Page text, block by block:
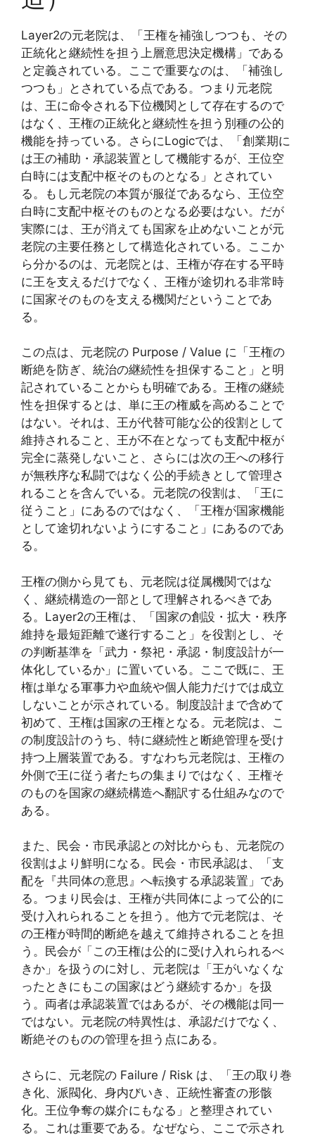
Layer2の元老院は、「王権を補強しつつも、その
正統化と継続性を担う上層意思決定機構」である
と定義されている。ここで重要なのは、「補強し
つつも」とされている点である。つまり元老院
は、王に命令される下位機関として存在するので
はなく、王権の正統化と継続性を担う別種の公的
機能を持っている。さらにLogicでは、「創業期に
は王の補助・承認装置として機能するが、王位空
白時には支配中枢そのものとなる」とされてい
る。もし元老院の本質が服従であるなら、王位空
白時に支配中枢そのものとなる必要はない。だが
実際には、王が消えても国家を止めないことが元
老院の主要任務として構造化されている。ここか
ら分かるのは、元老院とは、王権が存在する平時
に王を支えるだけでなく、王権が途切れる非常時
に国家そのものを支える機関だということであ
る。
この点は、元老院の Purpose / Value に「王権の
断絶を防ぎ、統治の継続性を担保すること」と明
記されていることからも明確である。王権の継続
性を担保するとは、単に王の権威を高めることで
はない。それは、王が代替可能な公的役割として
維持されること、王が不在となっても支配中枢が
完全に蒸発しないこと、さらには次の王への移行
が無秩序な私闘ではなく公的手続きとして管理さ
れることを含んでいる。元老院の役割は、「王に
従うこと」にあるのではなく、「王権が国家機能
として途切れないようにすること」にあるのであ
る。
王権の側から見ても、元老院は従属機関ではな
く、継続構造の一部として理解されるべきであ
る。Layer2の王権は、「国家の創設・拡大・秩序
維持を最短距離で遂行すること」を役割とし、そ
の判断基準を「武力・祭祀・承認・制度設計が一
体化しているか」に置いている。ここで既に、王
権は単なる軍事力や血統や個人能力だけでは成立
しないことが示されている。制度設計まで含めて
初めて、王権は国家の王権となる。元老院は、こ
の制度設計のうち、特に継続性と断絶管理を受け
持つ上層装置である。すなわち元老院は、王権の
外側で王に従う者たちの集まりではなく、王権そ
のものを国家の継続構造へ翻訳する仕組みなので
ある。
また、民会・市民承認との対比からも、元老院の
役割はより鮮明になる。民会・市民承認は、「支
配を『共同体の意思』へ転換する承認装置」であ
る。つまり民会は、王権が共同体によって公的に
受け入れられることを担う。他方で元老院は、そ
の王権が時間的断絶を越えて維持されることを担
う。民会が「この王権は公的に受け入れられるべ
きか」を扱うのに対し、元老院は「王がいなくな
ったときにもこの国家はどう継続するか」を扱
う。両者は承認装置ではあるが、その機能は同一
ではない。元老院の特異性は、承認だけでなく、
断絶そのものの管理を担う点にある。
さらに、元老院の Failure / Risk は、「王の取り巻
き化、派閥化、身内びいき、正統性審査の形骸
化。王位争奪の媒介にもなる」と整理されてい
る。これは重要である。なぜなら、ここで示され